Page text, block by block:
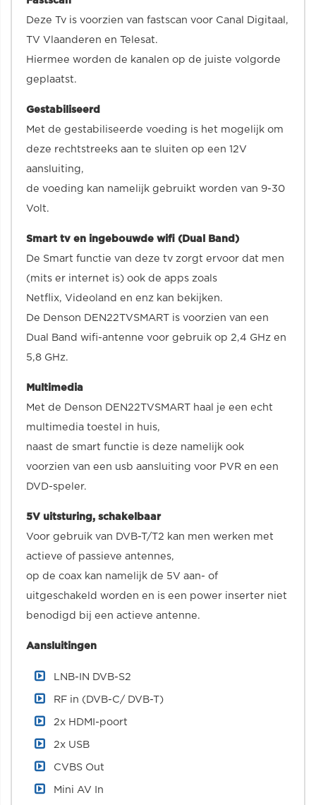
Deze Tv is voorzien van fastscan voor Canal Digitaal,
TV Vlaanderen en Telesat.
Hiermee worden de kanalen op de juiste volgorde
geplaatst.
Gestabiliseerd
Met de gestabiliseerde voeding is het mogelijk om
deze rechtstreeks aan te sluiten op een 12V
aansluiting,
de voeding kan namelijk gebruikt worden van 9-30
Volt.
Smart tv en ingebouwde wifi (Dual Band)
De Smart functie van deze tv zorgt ervoor dat men
(mits er internet is) ook de apps zoals
Netflix, Videoland en enz kan bekijken.
De Denson DEN22TVSMART is voorzien van een
Dual Band wifi-antenne voor gebruik op 2,4 GHz en
5,8 GHz.
Multimedia
Met de Denson DEN22TVSMART haal je een echt
multimedia toestel in huis,
naast de smart functie is deze namelijk ook
voorzien van een usb aansluiting voor PVR en een
DVD-speler.
5V uitsturing, schakelbaar
Voor gebruik van DVB-T/T2 kan men werken met
actieve of passieve antennes,
op de coax kan namelijk de 5V aan- of
uitgeschakeld worden en is een power inserter niet
benodigd bij een actieve antenne.
Aansluitingen
LNB-IN DVB-S2
RF in (DVB-C/ DVB-T)
2x HDMI-poort
2x USB
CVBS Out
Mini AV In